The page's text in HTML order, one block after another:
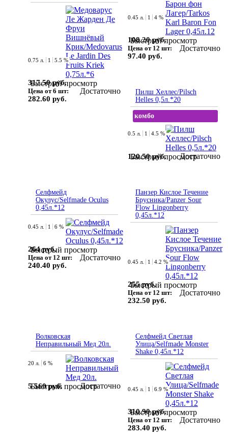
Быстрый просмотр
0.75 л. 1 5.5 %
317.50 руб.
Цена от 6 шт:
282.60 руб.
Достаточно
Быстрый просмотр
0.45 л. 1 4 %
108.20 руб.
Цена от 12 шт:
97.40 руб.
Достаточно
Пилш Хеллес/Pilsch
Helles 0,5л.*20
комбо
Быстрый просмотр
0.5 л. 1 4.5 %
120.50 руб. Достаточно
Селфмейд
Окулус/Selfmade Oculus
0,45л.*12
Быстрый просмотр
0.45 л. 1 6 %
264 руб.
Цена от 12 шт:
240.40 руб.
Достаточно
Панзер Кислое Течение
Брусника/Panzer Sour
Flow Lingonberry
0,45л.*12
Быстрый просмотр
0.45 л. 1 4.2 %
255 руб.
Цена от 12 шт:
232.50 руб.
Достаточно
Волковская
Неправильный Мед 20л.
Быстрый просмотр
20 л. 6 %
5 560 руб. Достаточно
Селфмейд Светлая
Улица/Selfmade Monster
Shake 0,45л.*12
Быстрый просмотр
0.45 л. 1 6.9 %
310.90 руб.
Цена от 12 шт:
283.40 руб.
Достаточно